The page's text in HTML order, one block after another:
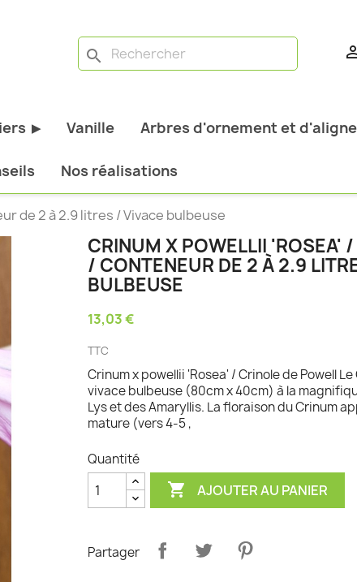
search
▶
les fruitiers
et arbustes fruitiers
Colonnaires
Vanille Arbres d'ornement et
Nos réalisations
de 2 à 2.9 litres / Vivace bulbeuse
CRINUM X POWELLII 'ROSEA'
/ CONTENEUR DE 2 À 2.9
BULBEUSE
13,03 €
TTC
Crinum x powellii 'Rosea' / Crinole de Powell
vivace bulbeuse (80cm x 40cm) à la
Lys et des Amaryllis. La floraison du Crinum
mature (vers 4-5 ,
Quantité
 AJOUTER AU PANIER
Partager